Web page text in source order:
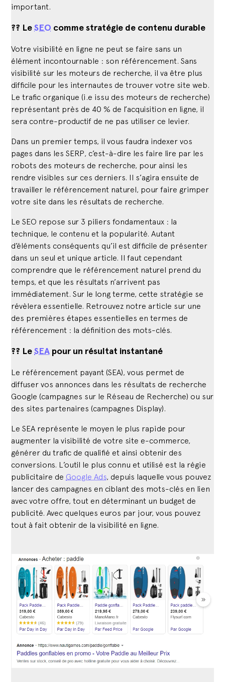
important.
?? LeSEO comme stratégie de contenu durable
Votre visibilité en ligne ne peut se faire sans un
élément incontournable : son référencement. Sans
visibilité sur les moteurs de recherche, il va être plus
difficile pour les internautes de trouver votre site web.
Le trafic organique (i.e issu des moteurs de recherche)
représentant près de 40 % de l’acquisition en ligne, il
sera contre-productif de ne pas utiliser ce levier.
Dans un premier temps, il vous faudra indexer vos
pages dans les SERP, c’est-à-dire les faire lire par les
robots des moteurs de recherche, pour ainsi les
rendre visibles sur ces derniers. Il s’agira ensuite de
travailler le référencement naturel, pour faire grimper
votre site dans les résultats de recherche.
Le SEO repose sur 3 piliers fondamentaux : la
technique, le contenu et la popularité. Autant
d’éléments conséquents qu’il est difficile de présenter
dans un seul et unique article. Il faut cependant
comprendre que le référencement naturel prend du
temps, et que les résultats n’arrivent pas
immédiatement. Sur le long terme, cette stratégie se
révèlera essentielle. Retrouvez notre article sur une
des premières étapes essentielles en termes de
référencement : la définition des mots-clés.
?? LeSEA pour un résultat instantané
Le référencement payant (SEA), vous permet de
diffuser vos annonces dans les résultats de recherche
Google (campagnes sur le Réseau de Recherche) ou sur
des sites partenaires (campagnes Display).
Le SEA représente le moyen le plus rapide pour
augmenter la visibilité de votre site e-commerce,
générer du trafic de qualifié et ainsi obtenir des
conversions. L’outil le plus connu et utilisé est la régie
publicitaire de Google Ads, depuis laquelle vous pouvez
lancer des campagnes en ciblant des mots-clés en lien
avec votre offre, tout en déterminant un budget de
publicité. Avec quelques euros par jour, vous pouvez
tout à fait obtenir de la visibilité en ligne.